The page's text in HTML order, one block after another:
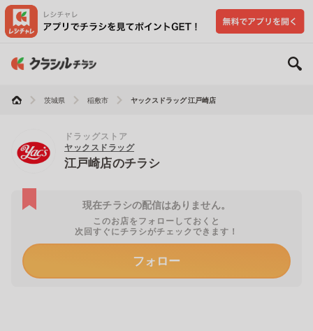
茨城県 稲敷市 ヤックスドラッグ 江戸崎店
ドラッグストア
ヤックスドラッグ
江戸崎店のチラシ
現在チラシの配信はありません。
このお店をフォローしておくと
次回すぐにチラシがチェックできます！
フォロー